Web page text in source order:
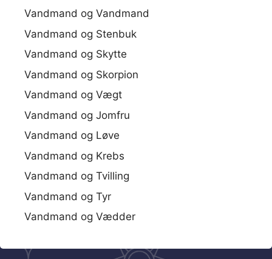
Vandmand og Vandmand
Vandmand og Stenbuk
Vandmand og Skytte
Vandmand og Skorpion
Vandmand og Vægt
Vandmand og Jomfru
Vandmand og Løve
Vandmand og Krebs
Vandmand og Tvilling
Vandmand og Tyr
Vandmand og Vædder